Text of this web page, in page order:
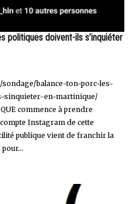
politiques doivent-ils s’inquiéter
balance-ton-porc-les-
sinquieter-en-martinique/
commence à prendre
Instagram de cette
publique vient de franchir la